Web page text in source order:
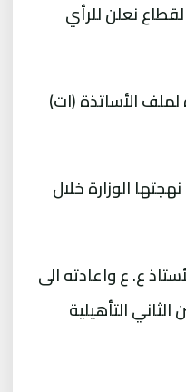
نعلن للرأي
لملف الأساتذة (ات)
الوزارة خلال
ع. ع واعادته الى
التأهيلية